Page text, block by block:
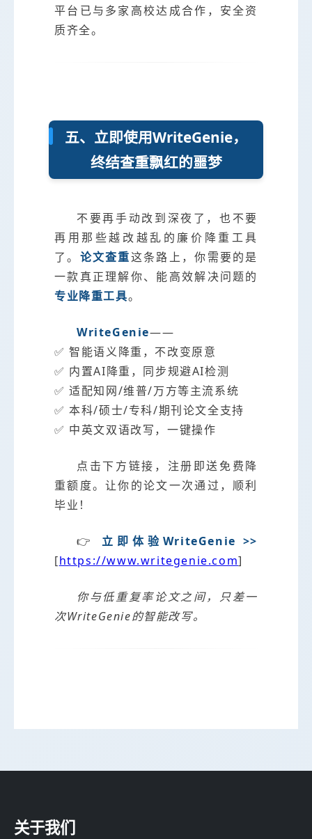
平台已与多家高校达成合作，安全资
质齐全。
五、立即使用WriteGenie，
终结查重飘红的噩梦
不要再手动改到深夜了，也不要
再用那些越改越乱的廉价降重工具
了。 论文查重这条路上，你需要的是
一款真正理解你、能高效解决问题的
专业降重工具。
WriteGenie——
✅ 智能语义降重，不改变原意
✅ 内置AI降重，同步规避AI检测
✅ 适配知网/维普/万方等主流系统
✅ 本科/硕士/专科/期刊论文全支持
✅ 中英文双语改写，一键操作
点击下方链接，注册即送免费降
重额度。让你的论文一次通过，顺利
毕业！
👉 立即体验WriteGenie >>
[https://www.writegenie.com]
你与低重复率论文之间，只差一
次WriteGenie的智能改写。
关于我们